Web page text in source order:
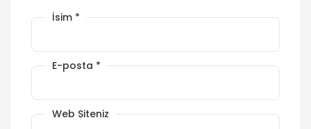
İsim *
E-posta *
Web Siteniz